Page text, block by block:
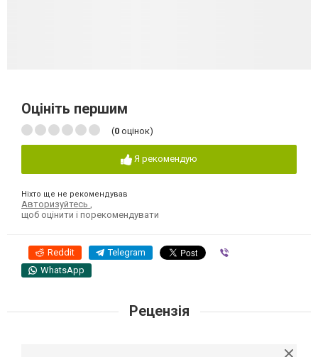
Оцініть першим
(0 оцінок)
Я рекомендую
Ніхто ще не рекомендував
Авторизуйтесь
щоб оцінити і порекомендувати
Reddit Telegram
WhatsApp
Рецензія